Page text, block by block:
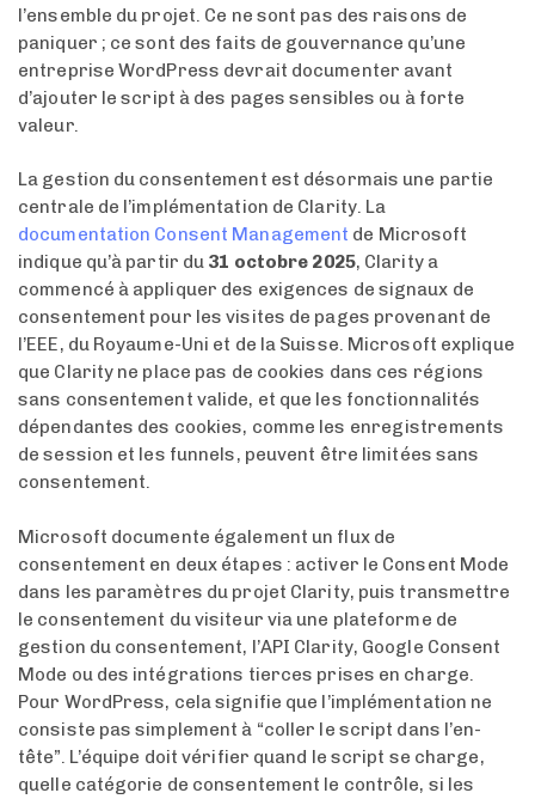
l’ensemble du projet. Ce ne sont pas des raisons de
paniquer ; ce sont des faits de gouvernance qu’une
entreprise WordPress devrait documenter avant
d’ajouter le script à des pages sensibles ou à forte
valeur.
La gestion du consentement est désormais une partie
centrale de l’implémentation de Clarity. La
documentation Consent Management de Microsoft
indique qu’à partir du 31 octobre 2025, Clarity a
commencé à appliquer des exigences de signaux de
consentement pour les visites de pages provenant de
l’EEE, du Royaume-Uni et de la Suisse. Microsoft explique
que Clarity ne place pas de cookies dans ces régions
sans consentement valide, et que les fonctionnalités
dépendantes des cookies, comme les enregistrements
de session et les funnels, peuvent être limitées sans
consentement.
Microsoft documente également un flux de
consentement en deux étapes : activer le Consent Mode
dans les paramètres du projet Clarity, puis transmettre
le consentement du visiteur via une plateforme de
gestion du consentement, l’API Clarity, Google Consent
Mode ou des intégrations tierces prises en charge.
Pour WordPress, cela signifie que l’implémentation ne
consiste pas simplement à “coller le script dans l’en-
tête”. L’équipe doit vérifier quand le script se charge,
quelle catégorie de consentement le contrôle, si les